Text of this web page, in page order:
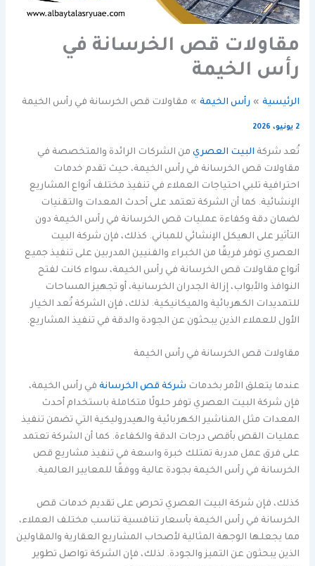
مقاولات قص الخرسانة في
رأس الخيمة
الرئيسية رأس الخيمة مقاولات قص الخرسانة في رأس الخيمة
2 يونيو، 2026
تُعد شركة البيت العصري من الشركات الرائدة والمتخصصة في
مقاولات قص الخرسانة في رأس الخيمة، حيث تقدم خدمات
احترافية تلبي احتياجات العملاء في تنفيذ مختلف أنواع المشاريع
الإنشائية. كما أن الشركة تعتمد على أحدث المعدات والتقنيات
لضمان دقة وكفاءة عمليات قص الخرسانة في رأس الخيمة دون
التأثير على الهيكل الإنشائي للمباني. كذلك، فإن شركة البيت
العصري توفر فريقًا من الخبراء والفنيين المدربين على تنفيذ جميع
أنواع مقاولات قص الخرسانة في رأس الخيمة، سواء كانت لفتح
النوافذ والأبواب، إزالة الجدران الخرسانية، أو تجهيز المساحات
للتمديدات الكهربائية والميكانيكية. لذلك، فإن الشركة تُعد الخيار
الأول للعملاء الذين يبحثون عن الجودة والدقة في تنفيذ المشاريع.
مقاولات قص الخرسانة في رأس الخيمة
عندما يتعلق الأمر بخدمات شركة قص الخرسانة في رأس الخيمة،
فإن شركة البيت العصري توفر حلولًا متكاملة باستخدام أحدث
المعدات مثل المناشير الكهربائية والهيدروليكية التي تضمن تنفيذ
عمليات القص بأقصى درجات الدقة والكفاءة. كما أن الشركة تعتمد
على فرق عمل مدربة تمتلك خبرة واسعة في تنفيذ مشاريع قص
الخرسانة في رأس الخيمة بجودة عالية ووفقًا للمعايير العالمية.
كذلك، فإن شركة البيت العصري تحرص على تقديم خدمات قص
الخرسانة في رأس الخيمة بأسعار تنافسية تناسب مختلف العملاء،
مما يجعلها الوجهة المثالية لأصحاب المشاريع العقارية والمقاولين
الذين يبحثون عن التميز والجودة. لذلك، فإن الشركة تواصل تطوير